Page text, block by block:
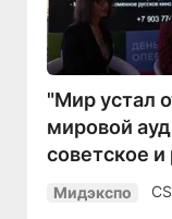
"Мир устал
мировой
советское
Мидэкспо